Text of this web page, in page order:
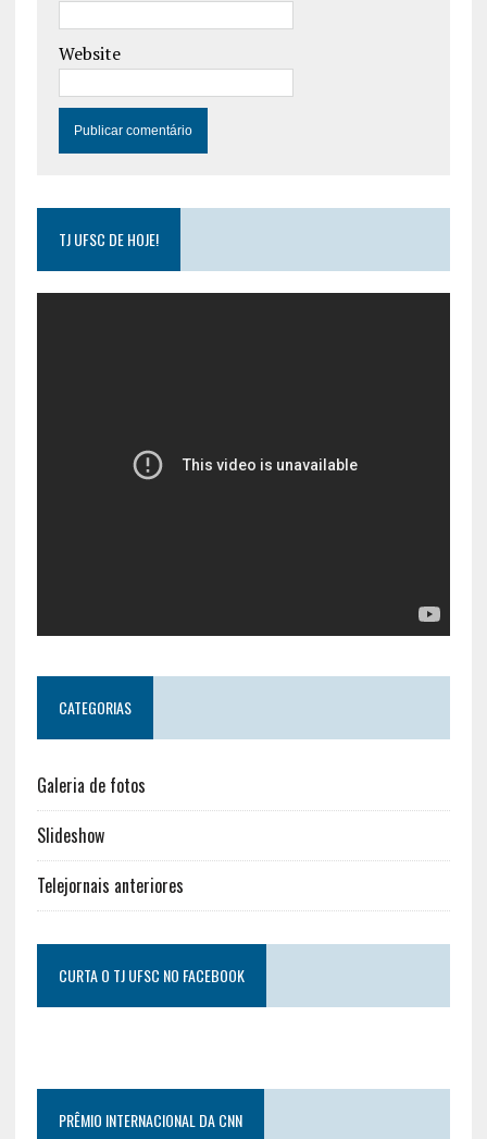
Website
TJ UFSC DE HOJE!
CATEGORIAS
Galeria de fotos
Slideshow
Telejornais anteriores
CURTA O TJ UFSC NO FACEBOOK
PRÊMIO INTERNACIONAL DA CNN